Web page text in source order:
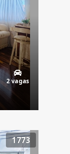
2 vagas
1773